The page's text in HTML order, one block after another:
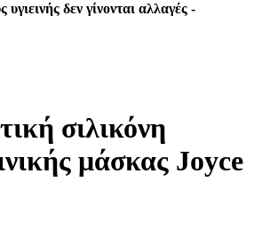
δεν γίνονται αλλαγές -
σιλικόνη
μάσκας Joyce